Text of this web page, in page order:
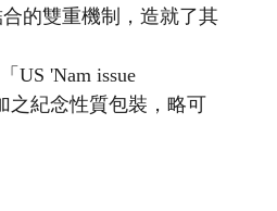
的雙重機制，造就了其
US 'Nam issue
之紀念性質包裝，略可